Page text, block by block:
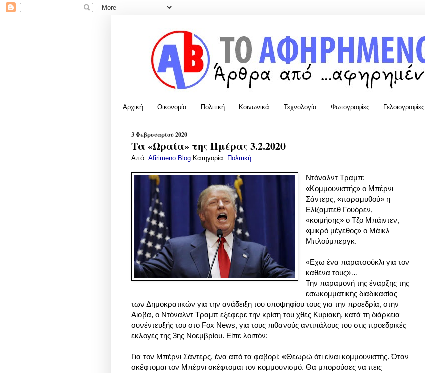
Αρχική Οικονομία Πολιτική Κοινωνικά Τεχνολογία Φωτογραφίες Γελοιογραφίες
3 Φεβρουαρίου 2020
Τα «Ωραία» της Ημέρας 3.2.2020
Από: Afirimeno Blog Κατηγορία: Πολιτική
ΝτόναλντΤραμπ:
«Κομμουνιστής» ο Μπέρνι
Σάντερς, «παραμυθού» η
Ελίζαμπεθ Γουόρεν,
«κοιμήσης» ο Τζο Μπάιντεν,
«μικρό μέγεθος» ο Μάικλ
Μπλούμπεργκ.
«Εχω ένα παρατσούκλι για τον
καθένα τους»…
Την παραμονή της έναρξης της
εσωκομματικής διαδικασίας
των Δημοκρατικών για την ανάδειξη του υποψηφίου τους για την προεδρία, στην
Αιοβα, ο Ντόναλντ Τραμπ εξέφερε την κρίση του χθες Κυριακή, κατά τη διάρκεια
συνέντευξής του στο Fox News, για τους πιθανούς αντιπάλους του στις προεδρικές
εκλογές της 3ης Νοεμβρίου. Είπε λοιπόν:
Για τον Μπέρνι Σάντερς, ένα από τα φαβορί: «Θεωρώ ότι είναι κομμουνιστής. Όταν
σκέφτομαι τον Μπέρνι σκέφτομαι τον κομμουνισμό. Θα μπορούσες να πεις